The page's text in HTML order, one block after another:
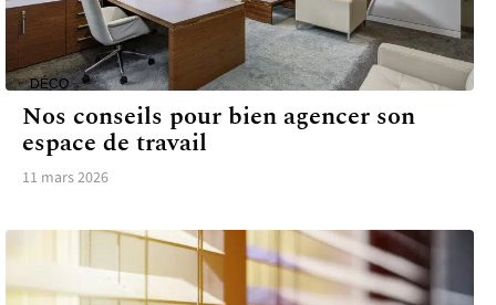
DÉCO
Nos conseils pour bien agencer son
espace de travail
11 mars 2026